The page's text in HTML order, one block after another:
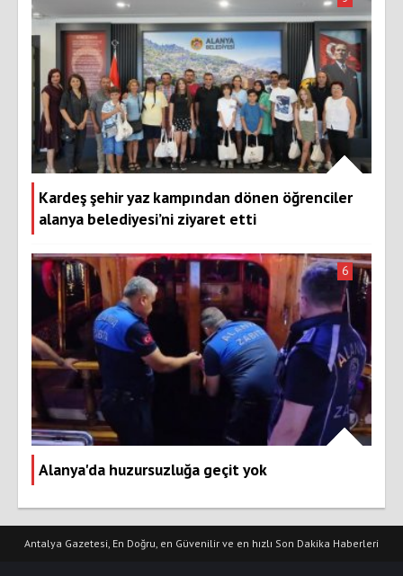
Kardeş şehir yaz kampından dönen öğrenciler
alanya belediyesi’ni ziyaret etti
Alanya'da huzursuzluğa geçit yok
6
Antalya Gazetesi, En Doğru, en Güvenilir ve en hızlı Son Dakika Haberleri